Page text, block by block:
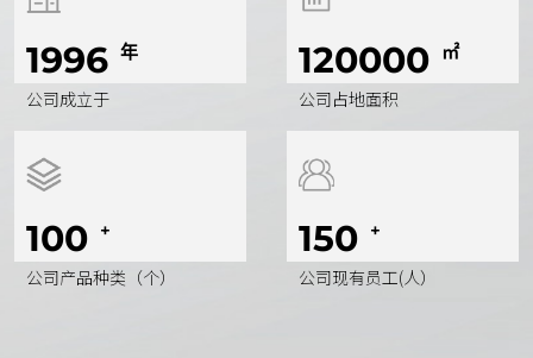
1996 年
公司成立于
120000 ㎡
公司占地面积
100 +
公司产品种类（个）
150 +
公司现有员工(人）